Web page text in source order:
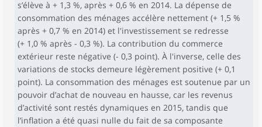
s’élève à + 1,3 %, après + 0,6 % en 2014. La dépense de
consommation des ménages accélère nettement (+ 1,5 %
après + 0,7 % en 2014) et l'investissement se redresse
(+ 1,0 % après - 0,3 %). La contribution du commerce
extérieur reste négative (- 0,3 point). À l'inverse, celle des
variations de stocks demeure légèrement positive (+ 0,1
point). La consommation des ménages est soutenue par un
pouvoir d’achat de nouveau en hausse, car les revenus
d’activité sont restés dynamiques en 2015, tandis que
l’inflation a été quasi nulle du fait de sa composante